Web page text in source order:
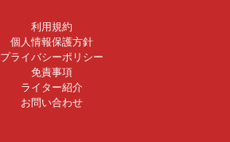
利用規約
個人情報保護方針
プライバシーポリシー
免責事項
ライター紹介
お問い合わせ